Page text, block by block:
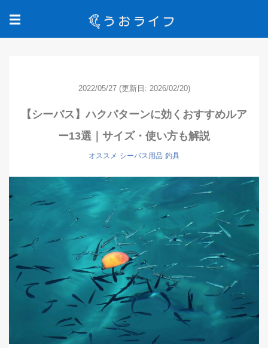
☰
2022/05/27 (更新日: 2026/02/20)
【シーバス】ハクパターンに効くおすすめルア
ー13選｜サイズ・使い方も解説
オススメ シーバス用品 釣具